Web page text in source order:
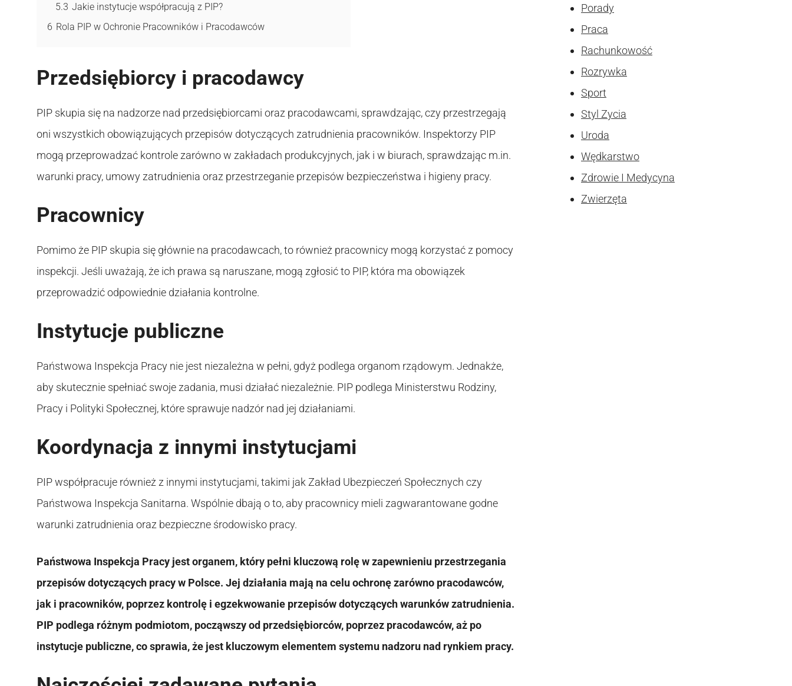
5.3 Jakie instytucje współpracują z PIP?
6 Rola PIP w Ochronie Pracowników i Pracodawców
Przedsiębiorcy i pracodawcy
PIP skupia się na nadzorze nad przedsiębiorcami oraz pracodawcami, sprawdzając, czy przestrzegają
oni wszystkich obowiązujących przepisów dotyczących zatrudnienia pracowników. Inspektorzy PIP
mogą przeprowadzać kontrole zarówno w zakładach produkcyjnych, jak i w biurach, sprawdzając m.in.
warunki pracy, umowy zatrudnienia oraz przestrzeganie przepisów bezpieczeństwa i higieny pracy.
Pracownicy
Pomimo że PIP skupia się głównie na pracodawcach, to również pracownicy mogą korzystać z pomocy
inspekcji. Jeśli uważają, że ich prawa są naruszane, mogą zgłosić to PIP, która ma obowiązek
przeprowadzić odpowiednie działania kontrolne.
Instytucje publiczne
Państwowa Inspekcja Pracy nie jest niezależna w pełni, gdyż podlega organom rządowym. Jednakże,
aby skutecznie spełniać swoje zadania, musi działać niezależnie. PIP podlega Ministerstwu Rodziny,
Pracy i Polityki Społecznej, które sprawuje nadzór nad jej działaniami.
Koordynacja z innymi instytucjami
PIP współpracuje również z innymi instytucjami, takimi jak Zakład Ubezpieczeń Społecznych czy
Państwowa Inspekcja Sanitarna. Wspólnie dbają o to, aby pracownicy mieli zagwarantowane godne
warunki zatrudnienia oraz bezpieczne środowisko pracy.
Państwowa Inspekcja Pracy jest organem, który pełni kluczową rolę w zapewnieniu przestrzegania
przepisów dotyczących pracy w Polsce. Jej działania mają na celu ochronę zarówno pracodawców,
jak i pracowników, poprzez kontrolę i egzekwowanie przepisów dotyczących warunków zatrudnienia.
PIP podlega różnym podmiotom, począwszy od przedsiębiorców, poprzez pracodawców, aż po
instytucje publiczne, co sprawia, że jest kluczowym elementem systemu nadzoru nad rynkiem pracy.
Porady
Praca
Rachunkowość
Rozrywka
Sport
Styl Zycia
Uroda
Wędkarstwo
Zdrowie I Medycyna
Zwierzęta